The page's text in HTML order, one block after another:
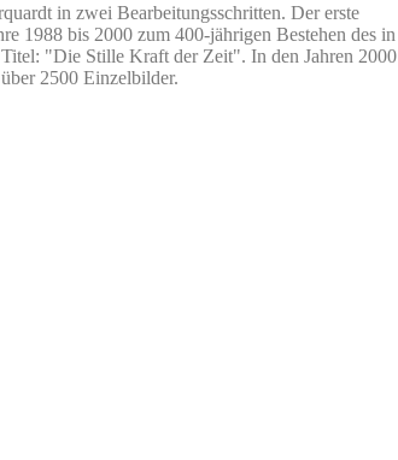
in zwei Bearbeitungsschritten. Der erste
1988 bis 2000 zum 400-jährigen Bestehen des in
"Die Stille Kraft der Zeit". In den Jahren 2000
2500 Einzelbilder.